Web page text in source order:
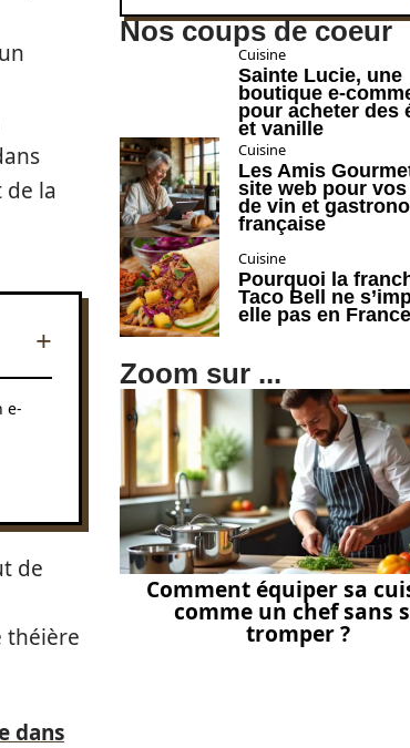
de la
e-
de
théière
dans
Nos coups de coeur
Cuisine
Sainte Lucie, une
boutique e-
pour acheter des
et vanille
Cuisine
Les Amis
site web pour
de vin et
française
Cuisine
Pourquoi la
Taco Bell ne
elle pas en France
Zoom sur ...
Comment équiper sa
comme un chef sans
tromper ?